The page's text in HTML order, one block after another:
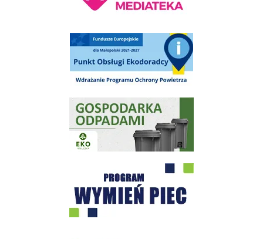
Punkt Obsługi Ekodoradcy Wieliczka
Gospodarka odpadami na terenie Miasta i Gminy Wieliczka
Program "Czyste Powietrze" - Wieliczka